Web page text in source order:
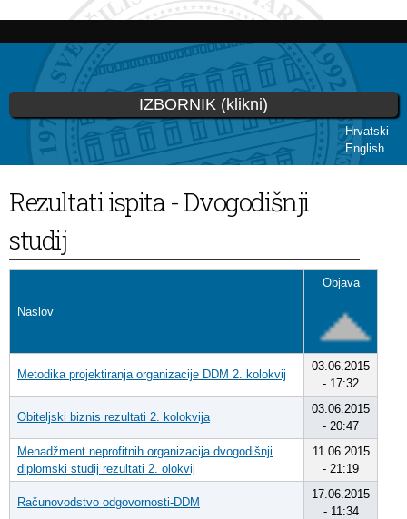
Skoči
glavni
sadržaj
Hrvatski
English
IZBORNIK (klikni)
Vi ste ovdje
Rezultati ispita - Dvogodišnji
studij
Naslov
Objava
Metodika projektiranja organizacije DDM 2. kolokvij
03.06.2015
- 17:32
Obiteljski biznis rezultati 2. kolokvija
03.06.2015
- 20:47
Menadžment neprofitnih organizacija dvogodišnji
diplomski studij rezultati 2. olokvij
11.06.2015
- 21:19
Računovodstvo odgovornosti-DDM
17.06.2015
- 11:34